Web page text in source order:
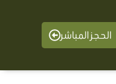
الحجز المباشر